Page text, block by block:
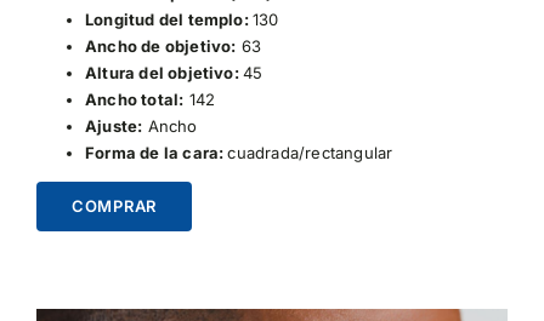
Longitud del templo:130
Ancho de objetivo: 63
Altura del objetivo:45
Ancho total: 142
Ajuste: Ancho
Forma de la cara:cuadrada/rectangular
COMPRAR